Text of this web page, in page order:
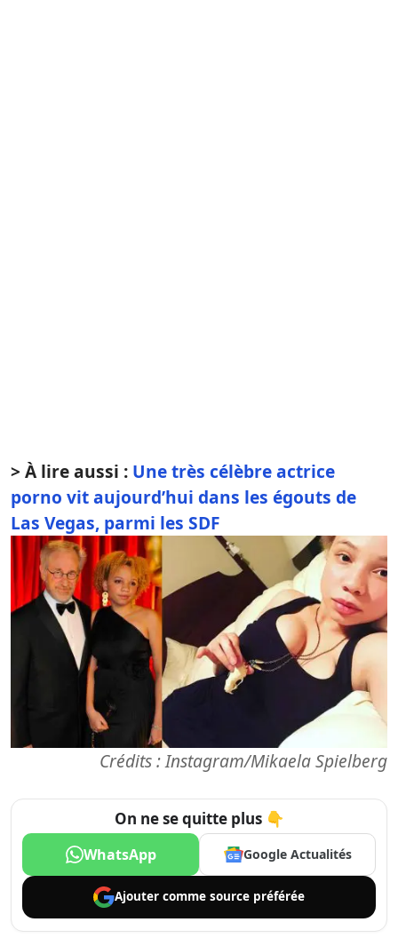
> À lire aussi : Une très célèbre actrice
porno vit aujourd’hui dans les égouts de
Las Vegas, parmi les SDF
Crédits : Instagram/Mikaela Spielberg
On ne se quitte plus 👇
WhatsApp Google Actualités
Ajouter comme source préférée